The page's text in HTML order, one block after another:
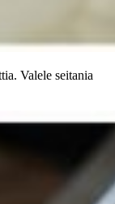
Valele seitania